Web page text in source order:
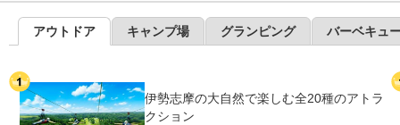
アウトドア キャンプ場 グランピング バーベキュ
伊勢志摩の大自然で楽しむ全20種のアトラ
クション